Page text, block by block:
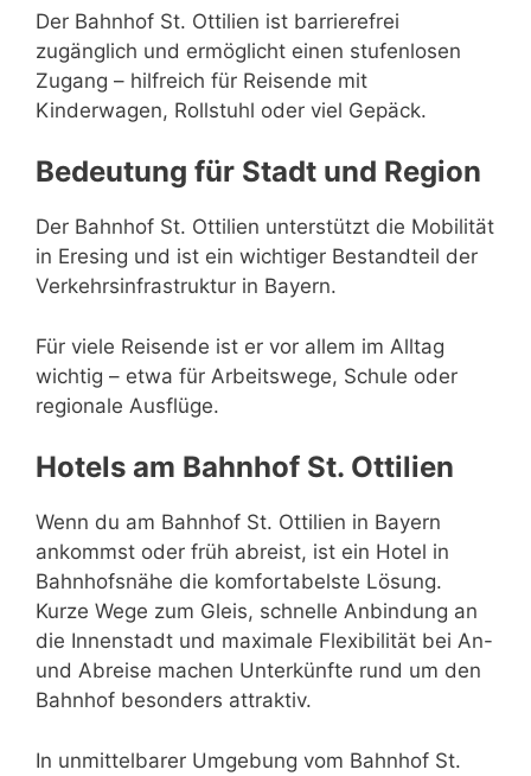
Der Bahnhof St. Ottilien ist barrierefrei
zugänglich und ermöglicht einen stufenlosen
Zugang – hilfreich für Reisende mit
Kinderwagen, Rollstuhl oder viel Gepäck.
Bedeutung für Stadt und Region
Der Bahnhof St. Ottilien unterstützt die Mobilität
in Eresing und ist ein wichtiger Bestandteil der
Verkehrsinfrastruktur in Bayern.
Für viele Reisende ist er vor allem im Alltag
wichtig – etwa für Arbeitswege, Schule oder
regionale Ausflüge.
Hotels am Bahnhof St. Ottilien
Wenn du am Bahnhof St. Ottilien in Bayern
ankommst oder früh abreist, ist ein Hotel in
Bahnhofsnähe die komfortabelste Lösung.
Kurze Wege zum Gleis, schnelle Anbindung an
die Innenstadt und maximale Flexibilität bei An-
und Abreise machen Unterkünfte rund um den
Bahnhof besonders attraktiv.
In unmittelbarer Umgebung vom Bahnhof St.